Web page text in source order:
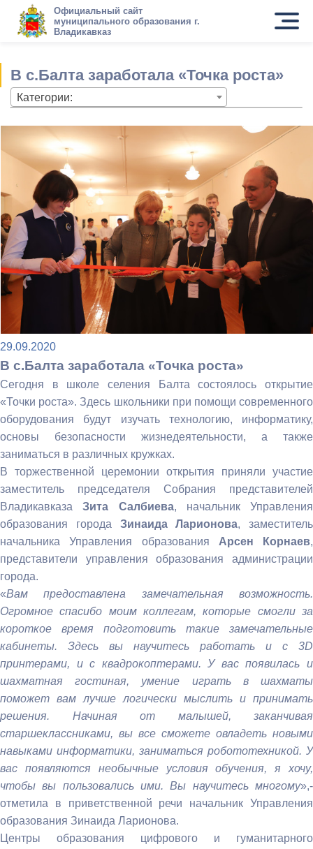
Официальный сайт
муниципального образования г.
Владикавказ
В с.Балта заработала «Точка роста»
Категории:
29.09.2020
В с.Балта заработала «Точка роста»
Сегодня в школе селения Балта состоялось открытие
«Точки роста». Здесь школьники при помощи современного
оборудования будут изучать технологию, информатику,
основы безопасности жизнедеятельности, а также
заниматься в различных кружках.
В торжественной церемонии открытия приняли участие
заместитель председателя Собрания представителей
ВладикавказаЗита Салбиева, начальник Управления
образования города Зинаида Ларионова, заместитель
начальника Управления образования Арсен Корнаев,
представители управления образования администрации
города.
«Вам предоставлена замечательная возможность.
Огромное спасибо моим коллегам, которые смогли за
короткое время подготовить такие замечательные
кабинеты. Здесь вы научитесь работать и с 3D
принтерами, и с квадрокоптерами. У вас появилась и
шахматная гостиная, умение играть в шахматы
поможет вам лучше логически мыслить и принимать
решения. Начиная от малышей, заканчивая
старшеклассниками, вы все сможете овладеть новыми
навыками информатики, заниматься робототехникой. У
вас появляются необычные условия обучения, я хочу,
чтобы вы пользовались ими. Вы научитесь многому»,-
отметила в приветственной речи начальник Управления
образования Зинаида Ларионова.
Центры образования цифрового и гуманитарного